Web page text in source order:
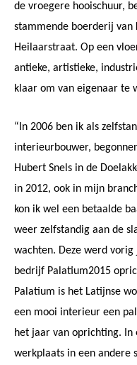
de vroegere hooischuur,
stammende boerderij van
Heilaarstraat. Op een
antieke, artistieke,
klaar om van eigenaar te
“In 2006 ben ik als
interieurbouwer,
Hubert Snels in de
in 2012, ook in mijn
kon ik wel een betaalde
weer zelfstandig aan de
wachten. Deze werd
bedrijf Palatium2015
Palatium is het Latijnse
een mooi interieur een
het jaar van oprichting.
werkplaats in een andere